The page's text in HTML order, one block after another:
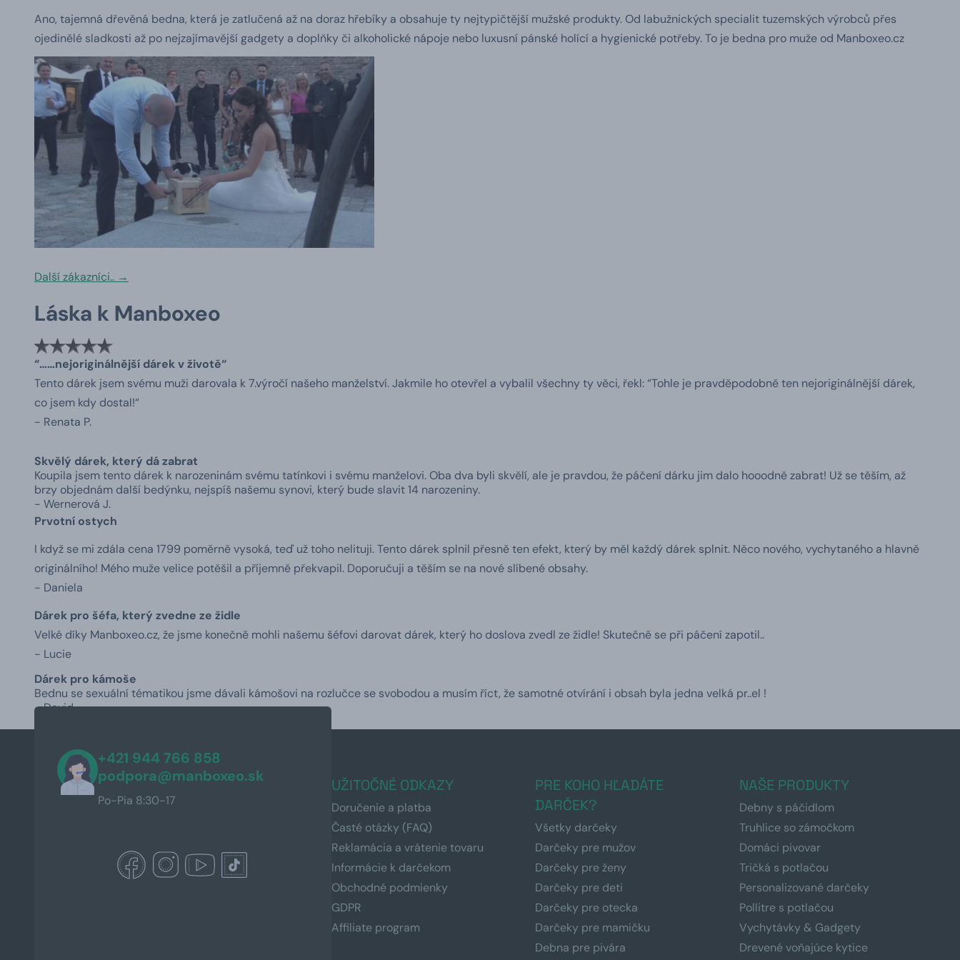
Ano, tajemná dřevěná bedna, která je zatlučená až na doraz hřebíky a obsahuje ty nejtypičtější mužské produkty. Od labužnických specialit tuzemských výrobců přes
ojedinělé sladkosti až po nejzajímavější gadgety a doplňky či alkoholické nápoje nebo luxusní pánské holící a hygienické potřeby.To je bedna pro muže od Manboxeo.cz
Další zákazníci.. →
Láska k Manboxeo
“……nejoriginálnější dárek v životě“
Tento dárek jsem svému muži darovala k 7.výročí našeho manželství. Jakmile ho otevřel a vybalil všechny ty věci, řekl: “Tohle je pravděpodobně ten nejoriginálnější dárek,
co jsem kdy dostal!“
- Renata P.
Skvělý dárek, který dá zabrat
Koupila jsem tento dárek k narozeninám svému tatínkovi i svému manželovi. Oba dva byli skvělí, ale je pravdou, že páčení dárku jim dalo hooodně zabrat! Už se těším, až
brzy objednám další bedýnku, nejspíš našemu synovi, který bude slavit 14 narozeniny.
- Wernerová J.
Prvotní ostych
I když se mi zdála cena 1799 poměrně vysoká, teď už toho nelituji. Tento dárek splnil přesně ten efekt, který by měl každý dárek splnit. Něco nového, vychytaného a hlavně
originálního! Mého muže velice potěšil a příjemně překvapil. Doporučuji a těším se na nové slíbené obsahy.
- Daniela
Dárek pro šéfa, který zvedne ze židle
Velké díky Manboxeo.cz, že jsme konečně mohli našemu šéfovi darovat dárek, který ho doslova zvedl ze židle! Skutečně se při páčení zapotil..
- Lucie
Dárek pro kámoše
Bednu se sexuální tématikou jsme dávali kámošovi na rozlučce se svobodou a musím říct, že samotné otvírání i obsah byla jedna velká pr..el !
- David
+421 944 766 858
podpora@manboxeo.sk
Po-Pia 8:30-17
UŽITOČNÉ ODKAZY
Doručenie a platba
Časté otázky (FAQ)
Reklamácia a vrátenie tovaru
Informácie k darčekom
Obchodné podmienky
GDPR
Affiliate program
PRE KOHO HĽADÁTE
DARČEK?
Všetky darčeky
Darčeky pre mužov
Darčeky pre ženy
Darčeky pre deti
Darčeky pre otecka
Darčeky pre mamičku
Debna pre pivára
NAŠE PRODUKTY
Debny s páčidlom
Truhlice so zámočkom
Domáci pivovar
Tričká s potlačou
Personalizované darčeky
Pollitre s potlačou
Vychytávky & Gadgety
Drevené voňajúce kytice